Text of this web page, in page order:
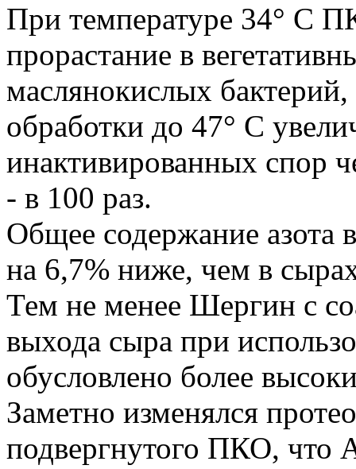
При температуре 34° С
прорастание в
маслянокислых
обработки до 47° С
инактивированных спор
- в 100 раз.
Общее содержание
на 6,7% ниже, чем в
Тем не менее Шергин с
выхода сыра при
обусловлено более
Заметно изменялся
подвергнутого ПКО, что